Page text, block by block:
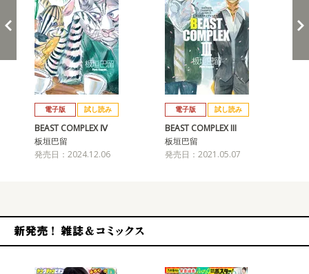
電子版 試し読み
BEAST COMPLEX Ⅳ
板垣巴留
発売日：2024.12.06
電子版 試し読み
BEAST COMPLEX III
板垣巴留
発売日：2021.05.07